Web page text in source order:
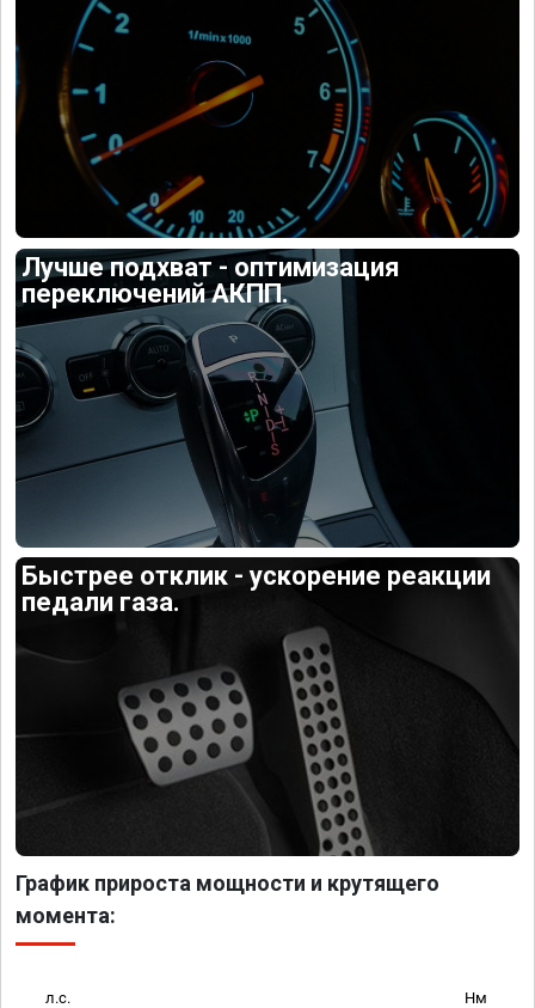
Лучше подхват - оптимизация
переключений АКПП.
Быстрее отклик - ускорение реакции
педали газа.
График прироста мощности и крутящего
момента:
л.с. Нм